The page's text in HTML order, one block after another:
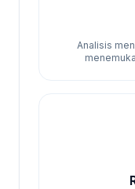
Analisis